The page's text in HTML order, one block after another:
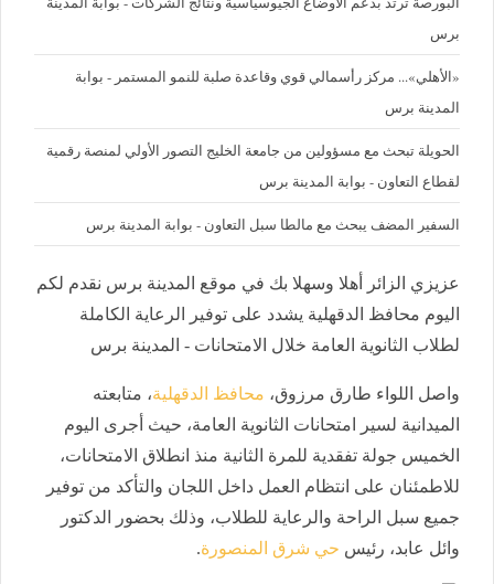
برس
«الأهلي»... مركز رأسمالي قوي وقاعدة صلبة للنمو المستمر - بوابة
المدينة برس
الحويلة تبحث مع مسؤولين من جامعة الخليج التصور الأولي لمنصة رقمية
لقطاع التعاون - بوابة المدينة برس
السفير المضف يبحث مع مالطا سبل التعاون - بوابة المدينة برس
عزيزي الزائر أهلا وسهلا بك في موقع المدينة برس نقدم لكم
اليوم محافظ الدقهلية يشدد على توفير الرعاية الكاملة
لطلاب الثانوية العامة خلال الامتحانات - المدينة برس
واصل اللواء طارق مرزوق، محافظ الدقهلية، متابعته
الميدانية لسير امتحانات الثانوية العامة، حيث أجرى اليوم
الخميس جولة تفقدية للمرة الثانية منذ انطلاق الامتحانات،
للاطمئنان على انتظام العمل داخل اللجان والتأكد من توفير
جميع سبل الراحة والرعاية للطلاب، وذلك بحضور الدكتور
وائل عابد، رئيس حي شرق المنصورة.